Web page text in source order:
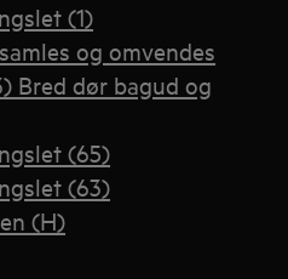
(1)
og omvendes
Bred dør bagud og
(65)
(63)
(H)